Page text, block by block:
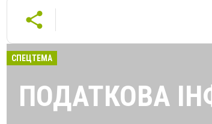
СПЕЦТЕМА
ПОДАТКОВА